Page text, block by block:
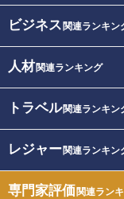
ビジネス 関連ランキン
人材関連ランキング
トラベル関連ランキン
レジャー関連ランキン
専門家評価関連ラン